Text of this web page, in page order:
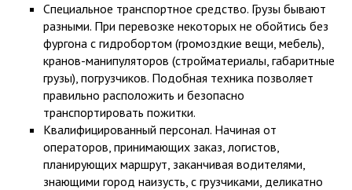
Специальное транспортное средство. Грузы бывают
разными. При перевозке некоторых не обойтись без
фургона с гидробортом (громоздкие вещи, мебель),
кранов-манипуляторов (стройматериалы, габаритные
грузы), погрузчиков. Подобная техника позволяет
правильно расположить и безопасно
транспортировать пожитки.
Квалифицированный персонал. Начиная от
операторов, принимающих заказ, логистов,
планирующих маршрут, заканчивая водителями,
знающими город наизусть, с грузчиками, деликатно